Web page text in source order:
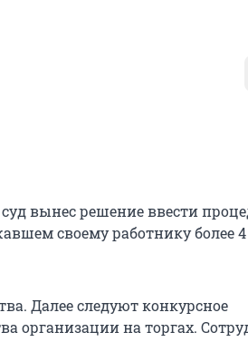
вынес решение ввести
своему работнику более 4
Далее следуют конкурсное
организации на торгах.